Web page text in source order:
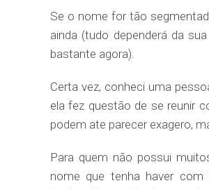
Se o nome for tão
ainda (tudo dependerá da
bastante agora).
Certa vez, conheci uma
ela fez questão de se reunir
podem ate parecer exagero,
Para quem não possui
nome que tenha haver